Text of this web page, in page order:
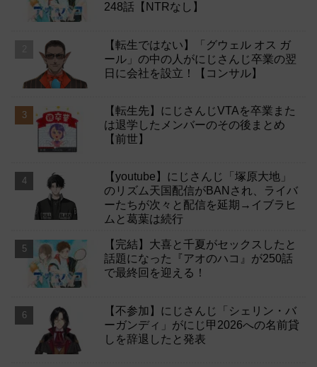
248話【NTRなし】
【転生ではない】「グウェル オス ガ
ール」の中の人がにじさんじ卒業の翌
日に会社を設立！【コンサル】
【転生先】にじさんじVTAを卒業また
は退学したメンバーのその後まとめ
【前世】
【youtube】にじさんじ「塚原大地」
のリズム天国配信がBANされ、ライバ
ーたちが次々と配信を延期→イブラヒ
ムと葛葉は続行
【完結】大喜と千夏がセックスしたと
話題になった『アオのハコ』が250話
で最終回を迎える！
【不参加】にじさんじ「シェリン・バ
ーガンディ」がにじ甲2026への名前貸
しを辞退したと発表